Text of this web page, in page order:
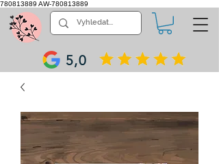
780813889 AW-780813889
5,0